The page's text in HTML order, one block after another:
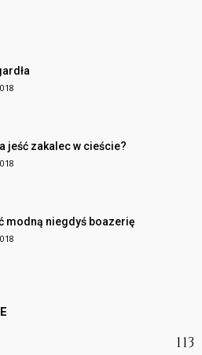
jeść zakalec w cieście?
modną niegdyś boazerię
113